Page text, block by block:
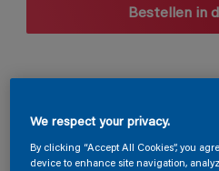
Bestellen in
Voorgestelde
We respect your privacy.
By clicking “Accept All Cookies”, you
device to enhance site navigation,